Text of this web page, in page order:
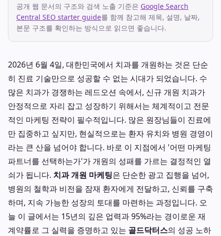
공개 웹 문서의 구조와 검색 노출 기준은 Google Search
Central SEO starter guide를 함께 참고해 제목, 설명, 날짜,
본문 구조를 확인하는 방식으로 읽으면 좋습니다.
2026년 6월 4일, 대한민국에서 치과를 개원하는 것은 단순
히 진료 기술만으로 성공할 수 없는 시대가 되었습니다. 수
많은 치과가 경쟁하는 레드오션 속에서, 신규 개원 치과가
안정적으로 자리 잡고 성장하기 위해서는 체계적이고 전문
적인 마케팅 전략이 필수적입니다. 많은 원장님들이 진료에
만 집중하고 싶지만, 현실적으로는 환자 유치와 병원 경영이
라는 큰 산을 넘어야 합니다. 바로 이 지점에서 '어떤 마케팅
파트너를 선택하는가'가 개원의 성패를 가르는 결정적인 열
쇠가 됩니다. 치과 개원 마케팅은 단순한 광고 집행을 넘어,
병원의 철학과 비전을 잠재 환자에게 전달하고, 신뢰를 구축
하며, 지속 가능한 성장의 토대를 마련하는 과정입니다. 오
늘 이 글에서는 15년의 깊은 업력과 95%라는 경이로운 재
계약률로 그 실력을 증명하고 있는 골드닥터스의 성공 노하